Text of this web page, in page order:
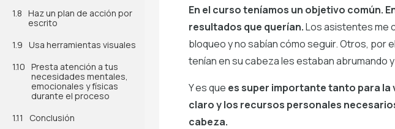
Haz un plan de acción por
escrito
Usa herramientas visuales
Presta atención a tus
necesidades mentales,
emocionales y físicas
durante el proceso
Conclusión
En el curso teníamos un objetivo común.
resultados que querían.Los asistentes me
bloqueo y no sabían cómo seguir. Otros, por
tenían en su cabeza les estaban abrumando
Y es que es super importante tanto para
claro y los recursos personales
cabeza.